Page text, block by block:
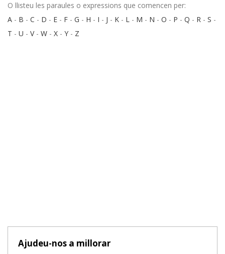
O llisteu les paraules o expressions que comencen per:
A - B - C - D - E - F - G - H - I - J - K - L - M - N - O - P - Q - R - S -
T - U - V- W - X - Y - Z
Ajudeu-nos a millorar